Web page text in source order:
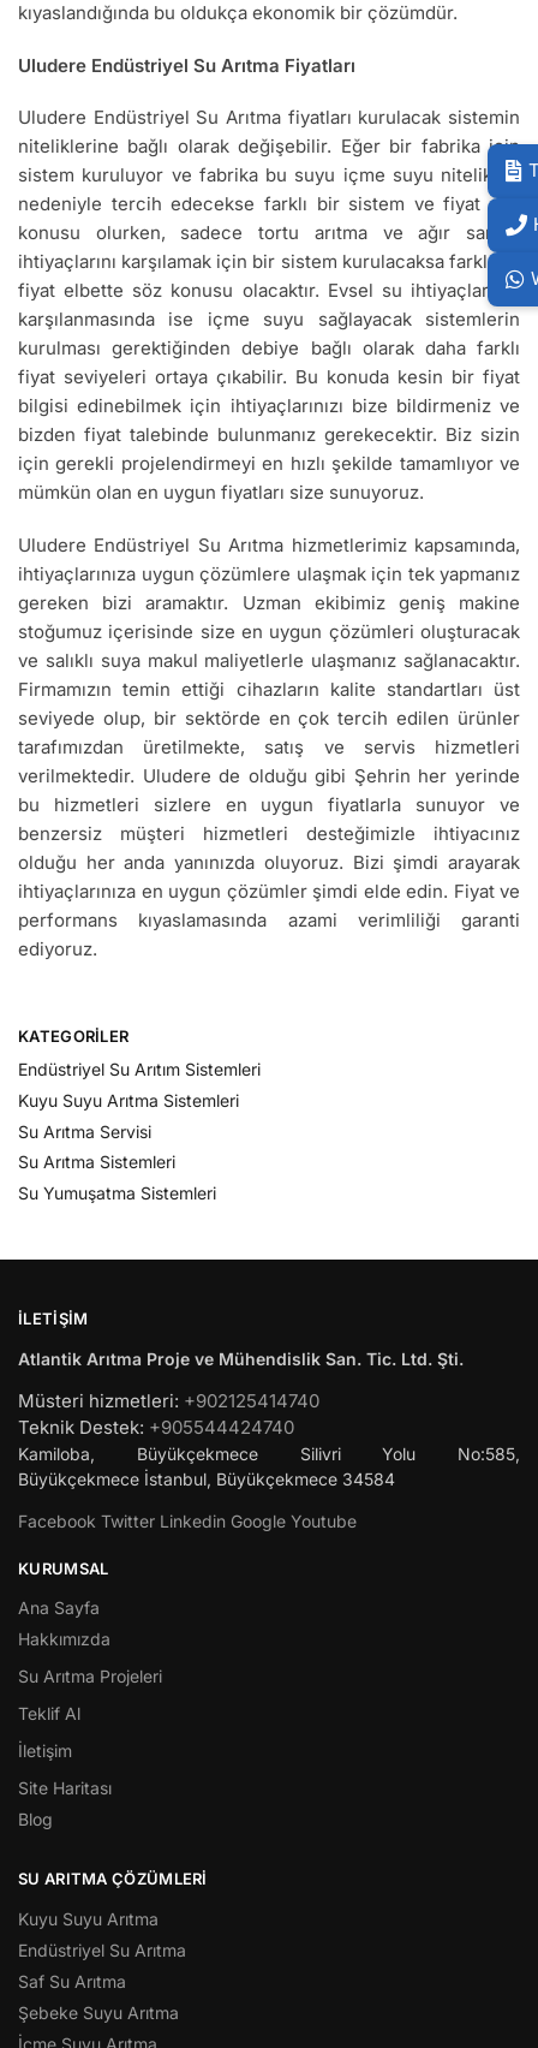
kıyaslandığında bu oldukça ekonomik bir çözümdür.
Uludere Endüstriyel Su Arıtma Fiyatları
Uludere Endüstriyel Su Arıtma fiyatları kurulacak sistemin
niteliklerine bağlı olarak değişebilir. Eğer bir fabrika için
sistem kuruluyor ve fabrika bu suyu içme suyu nitelikleri
nedeniyle tercih edecekse farklı bir sistem ve fiyat söz
konusu olurken, sadece tortu arıtma ve ağır sanayi
ihtiyaçlarını karşılamak için bir sistem kurulacaksa farklı bir
fiyat elbette söz konusu olacaktır. Evsel su ihtiyaçlarının
karşılanmasında ise içme suyu sağlayacak sistemlerin
kurulması gerektiğinden debiye bağlı olarak daha farklı
fiyat seviyeleri ortaya çıkabilir. Bu konuda kesin bir fiyat
bilgisi edinebilmek için ihtiyaçlarınızı bize bildirmeniz ve
bizden fiyat talebinde bulunmanız gerekecektir. Biz sizin
için gerekli projelendirmeyi en hızlı şekilde tamamlıyor ve
mümkün olan en uygun fiyatları size sunuyoruz.
Uludere Endüstriyel Su Arıtma hizmetlerimiz kapsamında,
ihtiyaçlarınıza uygun çözümlere ulaşmak için tek yapmanız
gereken bizi aramaktır. Uzman ekibimiz geniş makine
stoğumuz içerisinde size en uygun çözümleri oluşturacak
ve salıklı suya makul maliyetlerle ulaşmanız sağlanacaktır.
Firmamızın temin ettiği cihazların kalite standartları üst
seviyede olup, bir sektörde en çok tercih edilen ürünler
tarafımızdan üretilmekte, satış ve servis hizmetleri
verilmektedir. Uludere de olduğu gibi Şehrin her yerinde
bu hizmetleri sizlere en uygun fiyatlarla sunuyor ve
benzersiz müşteri hizmetleri desteğimizle ihtiyacınız
olduğu her anda yanınızda oluyoruz. Bizi şimdi arayarak
ihtiyaçlarınıza en uygun çözümler şimdi elde edin. Fiyat ve
performans kıyaslamasında azami verimliliği garanti
ediyoruz.
KATEGORILER
Endüstriyel Su Arıtım Sistemleri
Kuyu Suyu Arıtma Sistemleri
Su Arıtma Servisi
Su Arıtma Sistemleri
Su Yumuşatma Sistemleri
İLETIŞIM
Atlantik Arıtma Proje ve Mühendislik San. Tic. Ltd. Şti.
Müsteri hizmetleri: +902125414740
Teknik Destek: +905544424740
Kamiloba, Büyükçekmece Silivri Yolu No:585,
Büyükçekmece İstanbul, Büyükçekmece 34584
Facebook Twitter Linkedin Google Youtube
KURUMSAL
Ana Sayfa
Hakkımızda
Su Arıtma Projeleri
Teklif Al
İletişim
Site Haritası
Blog
SU ARITMA ÇÖZÜMLERI
Kuyu Suyu Arıtma
Endüstriyel Su Arıtma
Saf Su Arıtma
Şebeke Suyu Arıtma
İçme Suyu Arıtma